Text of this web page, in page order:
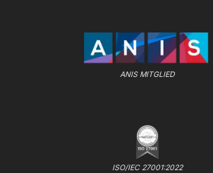
ANIS MITGLIED
ISO/IEC 27001:2022